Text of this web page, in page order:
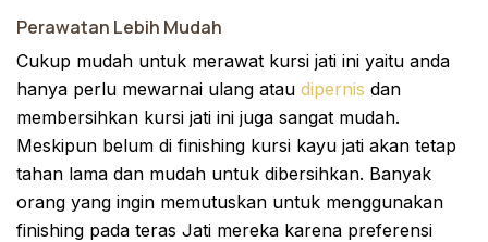
Perawatan Lebih Mudah
Cukup mudah untuk merawat kursi jati ini yaitu anda
hanya perlu mewarnai ulang atau dipernis dan
membersihkan kursi jati ini juga sangat mudah.
Meskipun belum di finishing kursi kayu jati akan tetap
tahan lama dan mudah untuk dibersihkan. Banyak
orang yang ingin memutuskan untuk menggunakan
finishing pada teras Jati mereka karena preferensi